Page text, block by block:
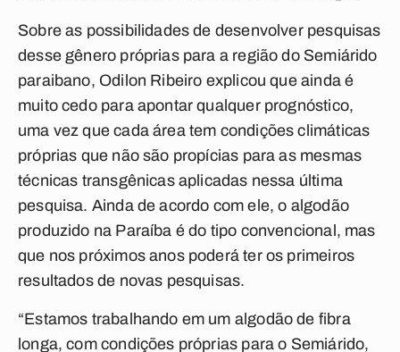
Sobre as possibilidades de desenvolver pesquisas
desse gênero próprias para a região do Semiárido
paraibano, Odilon Ribeiro explicou que ainda é
muito cedo para apontar qualquer prognóstico,
uma vez que cada área tem condições climáticas
próprias que não são propícias para as mesmas
técnicas transgênicas aplicadas nessa última
pesquisa. Ainda de acordo com ele, o algodão
produzido na Paraíba é do tipo convencional, mas
que nos próximos anos poderá ter os primeiros
resultados de novas pesquisas.
“Estamos trabalhando em um algodão de fibra
longa, com condições próprias para o Semiárido,